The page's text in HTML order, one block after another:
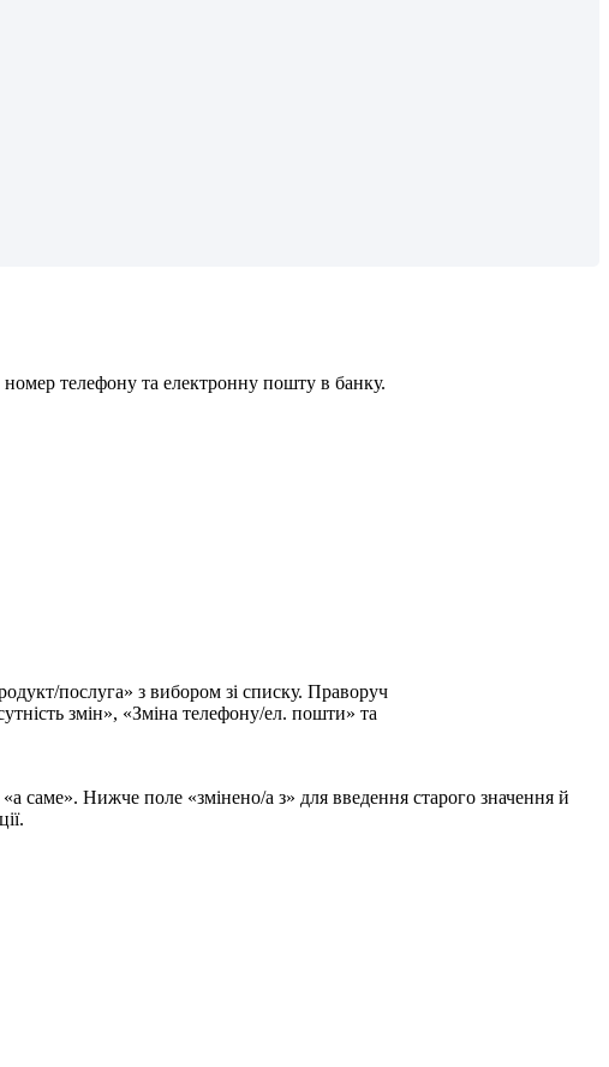
номер телефону та електронну пошту в банку.